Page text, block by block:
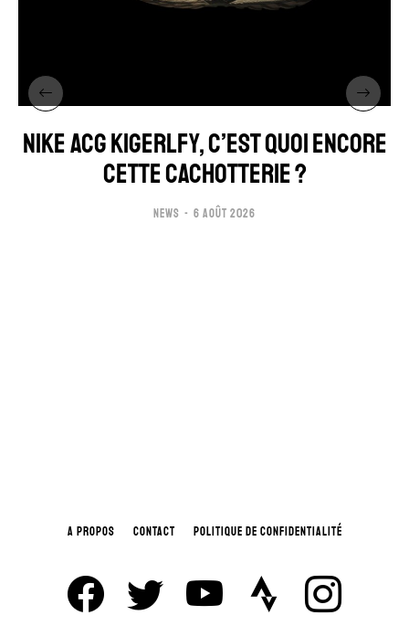
NIKE ACG KIGERLFY, C’EST QUOI ENCORE
CETTE CACHOTTERIE ?
NEWS 6 AOÛT 2026
A PROPOS CONTACT POLITIQUE DE CONFIDENTIALITÉ